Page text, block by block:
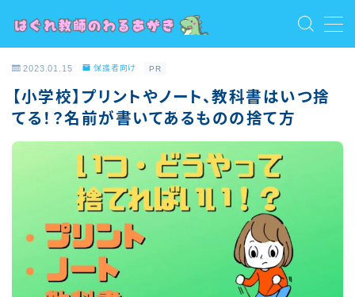
トップ
プライバシーポリシー
保護者向け
利用規約／特定商取引法に基づく表記
教員志望・若手教員向け
有料記事の決済完了ページ
2023.01.15 保護者向け PR
【小学校】プリントやノート、教科書はいつ捨
てる！？名前が書いてあるものの捨て方